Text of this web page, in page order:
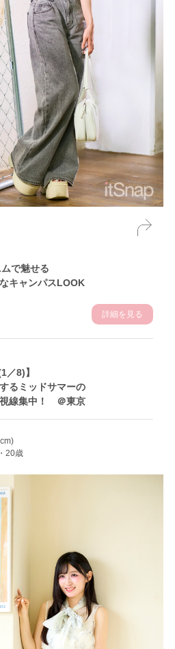
で魅せる
キャンパスLOOK
詳細を見る
／8)】
るミッドサマーの
線集中！ ＠東京
20歳